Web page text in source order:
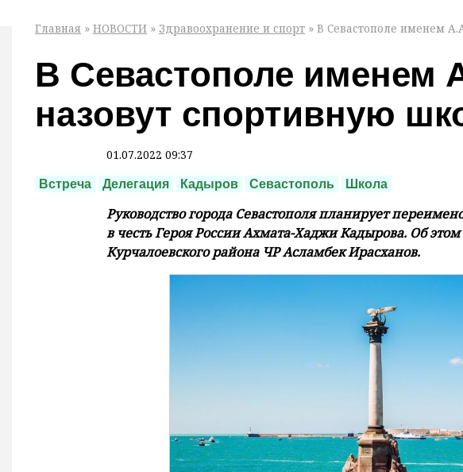
Главная » НОВОСТИ » Здравоохранение и спорт » В Севастополе именем
В Севастополе именем
назовут спортивную
01.07.2022 09:37
Встреча Делегация Кадыров Севастополь Школа
Руководство города Севастополя планирует
в честь Героя России Ахмата-Хаджи Кадырова. Об
Курчалоевского района ЧР Асламбек Ирасханов.